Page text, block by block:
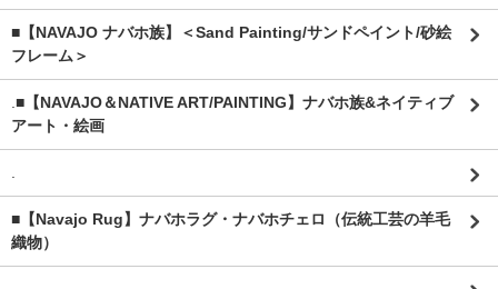
■【NAVAJO ナバホ族】＜Sand Painting/サンドペイント/砂絵
フレーム＞
■【NAVAJO＆NATIVE ART/PAINTING】ナバホ族&ネイティブ
アート・絵画
■【Navajo Rug】ナバホラグ・ナバホチェロ（伝統工芸の羊毛
織物）